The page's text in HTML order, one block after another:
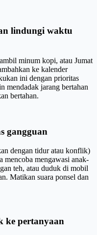
lindungi waktu
minum kopi, atau Jumat
ke kalender
ini dengan prioritas
mendadak jarang bertahan
bertahan.
gangguan
dengan tidur atau konflik)
mencoba mengawasi anak-
teh, atau duduk di mobil
Matikan suara ponsel dan
ke pertanyaan